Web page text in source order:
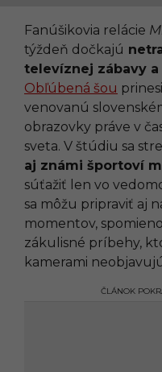
0
5
.
2
0
2
6
,
1
8
:
5
0
Fanúšikovia relácie
týždeň dočkajú
televíznej zábavy
Obľúbená šou
venovanú
obrazovky práve v
sveta. V štúdiu sa
aj známi športoví
súťažiť len vo
sa môžu pripraviť aj
momentov,
zákulisné príbehy,
kamerami
ČLÁNOK